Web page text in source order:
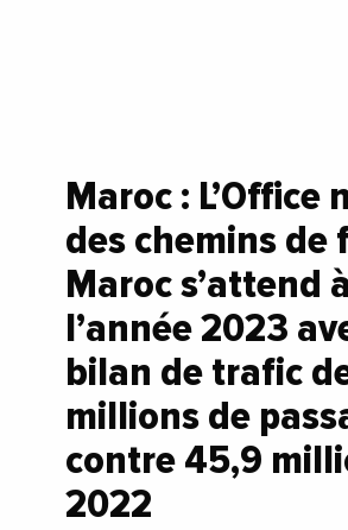
Maroc : L’Office
des chemins de
Maroc s’attend
l’année 2023
bilan de trafic
millions de
contre 45,9
2022